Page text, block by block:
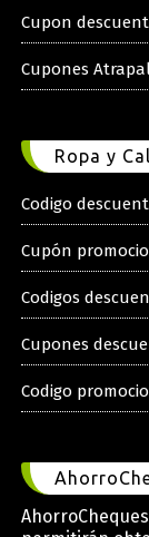
Cupon
Cupones
Ropa y
Codigo
Cupón
Codigos
Cupones
Codigo